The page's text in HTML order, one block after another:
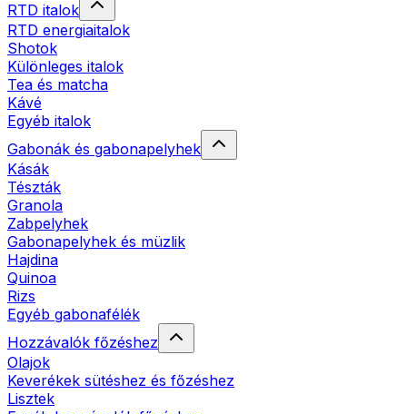
RTD italok
RTD energiaitalok
Shotok
Különleges italok
Tea és matcha
Kávé
Egyéb italok
Gabonák és gabonapelyhek
Kásák
Tészták
Granola
Zabpelyhek
Gabonapelyhek és müzlik
Hajdina
Quinoa
Rizs
Egyéb gabonafélék
Hozzávalók főzéshez
Olajok
Keverékek sütéshez és főzéshez
Lisztek